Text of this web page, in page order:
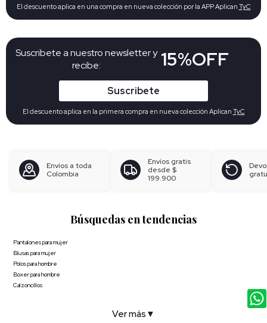
Suscribete a nuestro newsletter y
recibe:
15%OFF
Suscribete
El descuento aplica en la primera compra en nueva colección Aplican TyC
El descuento aplica en una compra en nueva colección por la APP Aplican TyC
Envíos a toda
Colombia
Envíos gratis
desde $
199.900
Búsquedas en tendencias
Pantalones para mujer
Blusas para mujer
Polos para hombre
Boxer para hombre
Calzoncillos
Ver más ▼